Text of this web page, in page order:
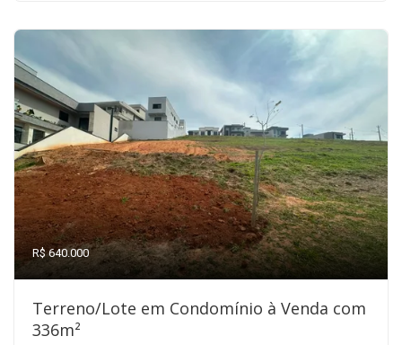
R$ 640.000
Terreno/Lote em Condomínio à Venda com
336m²